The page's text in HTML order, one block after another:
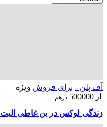
آف پلن - برای فروش ویژه
از 500000 درهم
زندگی لوکس در بن غاطی الیت Binghatti Elite